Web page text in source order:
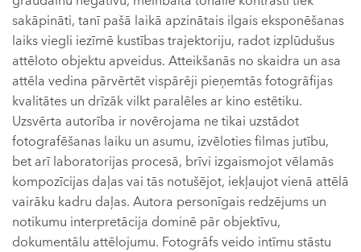
sakāpināti, tanī pašā laikā apzinātais ilgais eksponēšanas
laiks viegli iezīmē kustības trajektoriju, radot izplūdušus
attēloto objektu apveidus. Atteikšanās no skaidra un asa
attēla vedina pārvērtēt vispārēji pieņemtās fotogrāfijas
kvalitātes un drīzāk vilkt paralēles ar kino estētiku.
Uzsvērta autorība ir novērojama ne tikai uzstādot
fotografēšanas laiku un asumu, izvēloties filmas jutību,
bet arī laboratorijas procesā, brīvi izgaismojot vēlamās
kompozīcijas daļas vai tās notušējot, iekļaujot vienā attēlā
vairāku kadru daļas. Autora personīgais redzējums un
notikumu interpretācija dominē pār objektīvu,
dokumentālu attēlojumu. Fotogrāfs veido intīmu stāstu